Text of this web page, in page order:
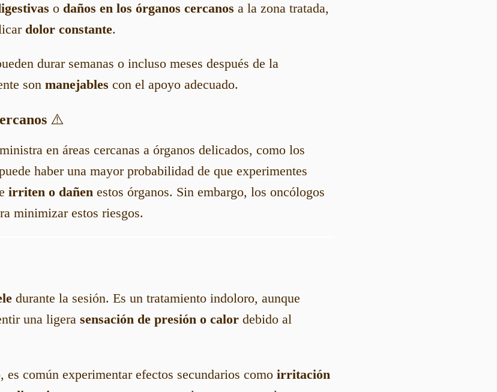
o daños en los órganos cercanos a la zona tratada,
dolor constante.
durar semanas o incluso meses después de la
son manejables con el apoyo adecuado.
⚠️
en áreas cercanas a órganos delicados, como los
haber una mayor probabilidad de que experimentes
irriten o dañen estos órganos. Sin embargo, los oncólogos
minimizar estos riesgos.
durante la sesión. Es un tratamiento indoloro, aunque
una ligera sensación de presión o calor debido al
es común experimentar efectos secundarios como irritación